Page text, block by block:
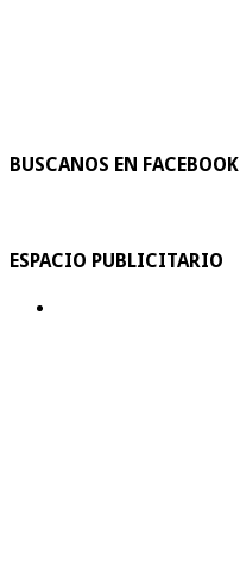
BUSCANOS EN FACEBOOK
ESPACIO PUBLICITARIO